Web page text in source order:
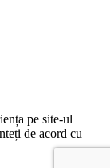
pe site-ul
de acord cu